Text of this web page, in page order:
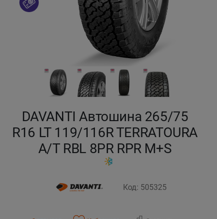
DAVANTI Автошина 265/75
R16 LT 119/116R TERRATOURA
A/T RBL 8PR RPR M+S
Код: 505325
Кызылорда
Петропавловск